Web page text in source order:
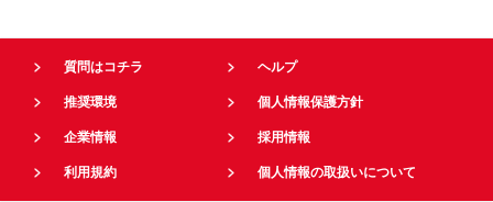
質問はコチラ ヘルプ
推奨環境 個人情報保護方針
企業情報 採用情報
利用規約 個人情報の取扱いについて